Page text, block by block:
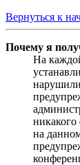
Вернуться к
Почему я
На
на